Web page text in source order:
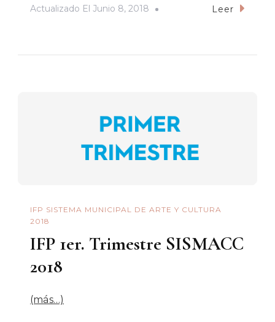
Actualizado El Junio 8, 2018 Leer
IFP SISTEMA MUNICIPAL DE ARTE Y CULTURA
2018
IFP 1er. Trimestre SISMACC
2018
(más…)